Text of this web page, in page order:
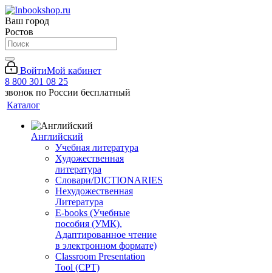
Ваш город
Ростов
ВойтиМой кабинет
8 800 301 08 25
звонок по России бесплатный
Каталог
Английский
Учебная литература
Художественная
литература
Словари/DICTIONARIES
Нехудожественная
Литература
E-books (Учебные
пособия (УМК),
Адаптированное чтение
в электронном формате)
Classroom Presentation
Tool (CPT)